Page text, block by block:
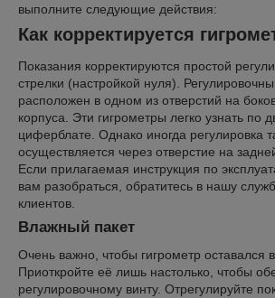
выполните следующие действия:
Как корректируется
Показания корректируются простой
стрелки (настройкой нуля).
расположен в одном из отверстий на
корпуса. Эти гигрометры легко узнать по
циферблате. Однако иногда регулировка
осуществляется через отверстие на
Если прилагаемая инструкция по
вам разобраться, обратитесь в нашу
клиентов.
Влажный пакет
Очень важно, чтобы гигрометр оставался
Приоткройте её лишь настолько, чтобы
регулировочному винту. Отрегулируйте